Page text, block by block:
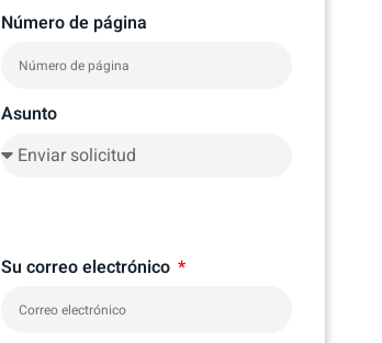
Número de página
Asunto
Su correo electrónico